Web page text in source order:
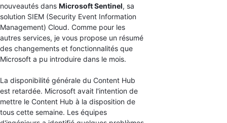
nouveautés dans Microsoft Sentinel, sa
solution SIEM (Security Event Information
Management) Cloud. Comme pour les
autres services, je vous propose un résumé
des changements et fonctionnalités que
Microsoft a pu introduire dans le mois.
La disponibilité générale du Content Hub
est retardée. Microsoft avait l'intention de
mettre le Content Hub à la disposition de
tous cette semaine. Les équipes